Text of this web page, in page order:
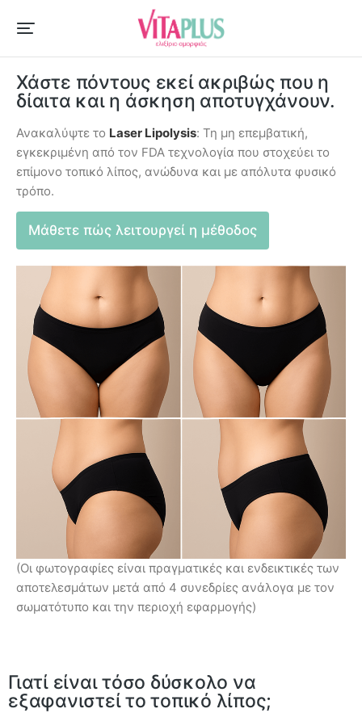
Χάστε πόντους εκεί ακριβώς που η
δίαιτα και η άσκηση αποτυγχάνουν.
Ανακαλύψτε το Laser Lipolysis: Τη μη επεμβατική,
εγκεκριμένη από τον FDA τεχνολογία που στοχεύει το
επίμονο τοπικό λίπος, ανώδυνα και με απόλυτα φυσικό
τρόπο.
Μάθετε πώς λειτουργεί η μέθοδος
(Οι φωτογραφίες είναι πραγματικές και ενδεικτικές των
αποτελεσμάτων μετά από 4 συνεδρίες ανάλογα με τον
σωματότυπο και την περιοχή εφαρμογής)
Γιατί είναι τόσο δύσκολο να
εξαφανιστεί το τοπικό λίπος;